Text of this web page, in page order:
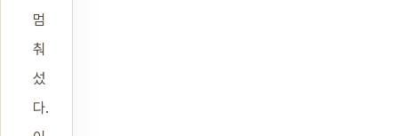
멈
춰
섰
다.